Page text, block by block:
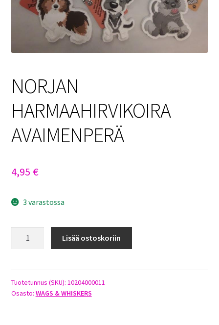
NORJAN
HARMAAHIRVIKOIRA
AVAIMENPERÄ
4,95 €
3 varastossa
Lisää ostoskoriin
Tuotetunnus (SKU): 10204000011
Osasto: WAGS & WHISKERS